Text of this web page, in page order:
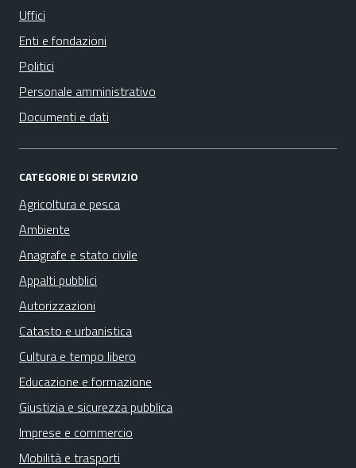
Uffici
Enti e fondazioni
Politici
Personale amministrativo
Documenti e dati
CATEGORIE DI SERVIZIO
Agricoltura e pesca
Ambiente
Anagrafe e stato civile
Appalti pubblici
Autorizzazioni
Catasto e urbanistica
Cultura e tempo libero
Educazione e formazione
Giustizia e sicurezza pubblica
Imprese e commercio
Mobilità e trasporti